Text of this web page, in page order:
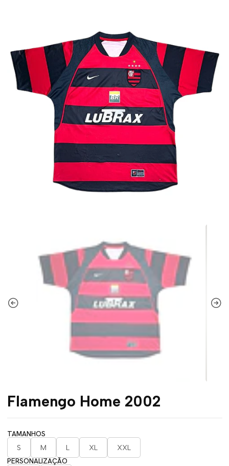
Flamengo Home 2002
TAMANHOS
S
M L XL
XXL
PERSONALIZAÇÃO